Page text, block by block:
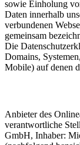
sowie Einholung
Daten innerhalb
verbundenen
gemeinsam
Die
Domains,
Mobile) auf denen
Anbieter des
verantwortliche
GmbH, Inhaber: